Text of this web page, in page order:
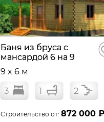
Баня из бруса с
мансардой 6 на 9
9 x 6 м
3 1 2
Строительство от: 872 000 ₽